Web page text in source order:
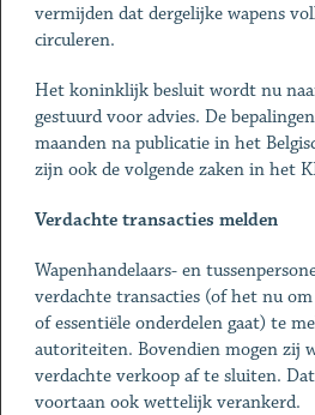
vermijden dat dergelijke wapens
circuleren.
Het koninklijk besluit wordt nu
gestuurd voor advies. De
maanden na publicatie in het
zijn ook de volgende zaken in het
Verdachte transacties melden
Wapenhandelaars- en
verdachte transacties (of het nu
of essentiële onderdelen gaat) te
autoriteiten. Bovendien mogen zij
verdachte verkoop af te sluiten.
voortaan ook wettelijk verankerd.